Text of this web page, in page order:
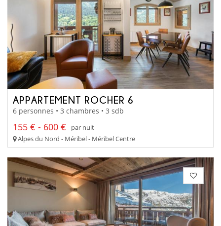
APPARTEMENT ROCHER 6
6 personnes • 3 chambres • 3 sdb
155 € - 600 €
par nuit
Alpes du Nord - Méribel - Méribel Centre